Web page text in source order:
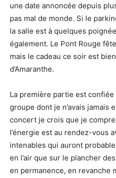
une date annoncée depuis
pas mal de monde. Si le
la salle est à quelques
également. Le Pont Rouge
mais le cadeau ce soir est
d’Amaranthe.
La première partie est confiée
groupe dont je n’avais jamais
concert je crois que je
l’énergie est au rendez-vous
intenables qui auront
en l’air que sur le plancher
en permanence, en revanche